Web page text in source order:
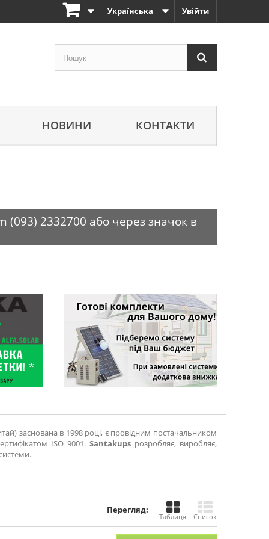
Увійти
Українська
НОВИНИ КОНТАКТИ
(093) 2332700 або через значок в
заснована в 1998 році, є провідним постачальником
ISO 9001. Santakupsрозробляє, виробляє,
Перегляд:
Таблиця Список